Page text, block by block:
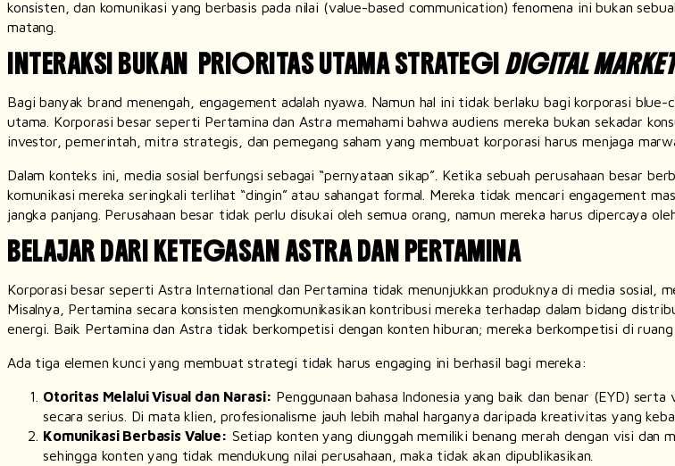
konsisten, dan komunikasi yang berbasis pada nilai (value-based communication) fenomena ini bukan
matang.
INTERAKSI BUKAN PRIORITAS UTAMA STRATEGI DIGITAL
Bagi banyakbrand menengah, engagement adalah nyawa. Namun hal ini tidak berlaku bagi korporasi blue-
utama. Korporasi besar seperti Pertamina dan Astra memahami bahwa audiens mereka bukan sekadar
investor, pemerintah, mitra strategis, dan pemegang saham yang membuat korporasi harus menjaga
Dalam konteks ini, media sosial berfungsi sebagai “pernyataan sikap”. Ketika sebuah perusahaan besar
komunikasi mereka seringkali terlihat “dingin” atau sahangat formal. Mereka tidak mencari engagement
jangka panjang. Perusahaan besar tidak perlu disukai oleh semua orang, namun mereka harus dipercaya
BELAJAR DARI KETEGASAN ASTRA DAN PERTAMINA
Korporasi besar seperti Astra International dan Pertamina tidak menunjukkan produknya di media sosial,
Misalnya, Pertamina secara konsisten mengkomunikasikan kontribusi mereka terhadap dalam bidang
energi. Baik Pertamina dan Astra tidak berkompetisi dengan konten hiburan; mereka berkompetisi di ruang
Ada tiga elemen kunci yang membuat strategi tidak harus engaging ini berhasil bagi mereka:
Otoritas Melalui Visual dan Narasi: Penggunaan bahasa Indonesia yang baik dan benar (EYD)
secara serius. Di mata klien, profesionalisme jauh lebih mahal harganya daripada kreativitas yang
Komunikasi Berbasis Value: Setiap konten yang diunggah memiliki benang merah dengan visi dan
sehingga konten yang tidak mendukung nilai perusahaan, maka tidak akan dipublikasikan.